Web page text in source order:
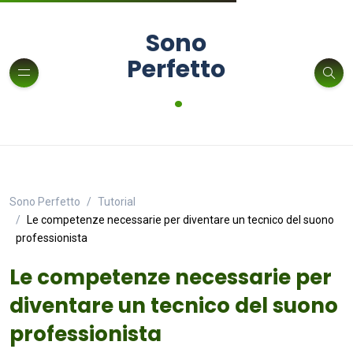
Sono
Perfetto
.
Sono Perfetto
Tutorial
Le competenze necessarie per diventare un tecnico del suono
professionista
Le competenze necessarie per
diventare un tecnico del suono
professionista